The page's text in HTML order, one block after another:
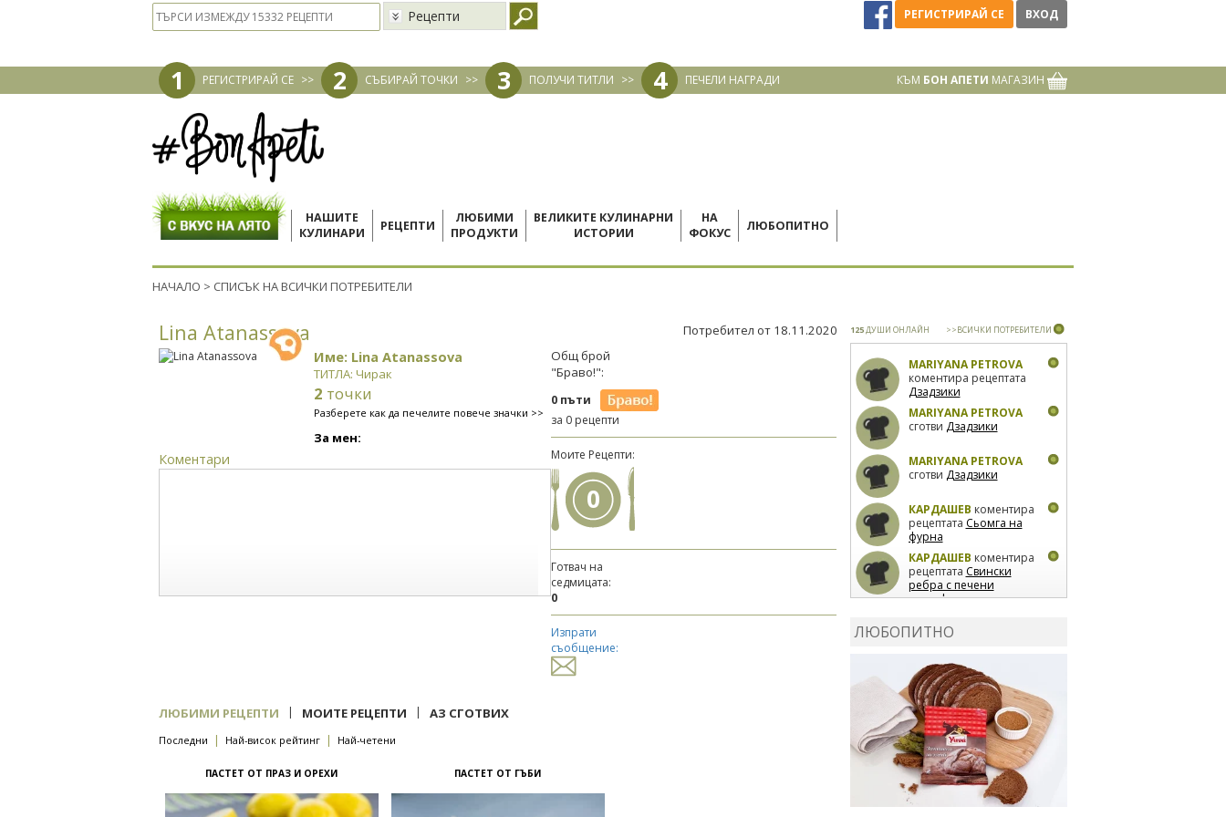
Рецепти РЕГИСТРИРАЙ СЕ ВХОД
1 РЕГИСТРИРАЙ СЕ >> 2 СЪБИРАЙ ТОЧКИ >> 3 ПОЛУЧИ ТИТЛИ >> 4 ПЕЧЕЛИ НАГРАДИ КЪМ БОН АПЕТИ МАГАЗИН
НАШИТЕ
КУЛИНАРИ
РЕЦЕПТИ
ЛЮБИМИ
ПРОДУКТИ
ВЕЛИКИТЕ КУЛИНАРНИ
ИСТОРИИ
НА
ФОКУС
ЛЮБОПИТНО
НАЧАЛО > СПИСЪК НА ВСИЧКИ ПОТРЕБИТЕЛИ
Lina Atanassova Потребител от 18.11.2020
Име: Lina Atanassova
ТИТЛА: Чирак
2 точки
Разберете как да печелите повече значки >>
За мен:
Коментари
Общ брой
"Браво!":
0 пъти
за 0 рецепти
Моите Рецепти:
0
Готвач на
седмицата:
0
Изпрати
съобщение:
ЛЮБИМИ РЕЦЕПТИ | МОИТЕ РЕЦЕПТИ | АЗ СГОТВИХ
Последни | Най-висок рейтинг | Най-четени
ПАСТЕТ ОТ ПРАЗ И ОРЕХИ ПАСТЕТ ОТ ГЪБИ
125ДУШИ ОНЛАЙН >>ВСИЧКИ ПОТРЕБИТЕЛИ
MARIYANA PETROVA
коментира рецептата
Дзадзики
MARIYANA PETROVA
сготви Дзадзики
MARIYANA PETROVA
сготви Дзадзики
КАРДАШЕВ коментира
рецептата Сьомга на
фурна
КАРДАШЕВ коментира
рецептата Свински
ребра с печени
картофи
лимон
коментира рецептата
Киноа със зеленчуци
ЛЮБОПИТНО